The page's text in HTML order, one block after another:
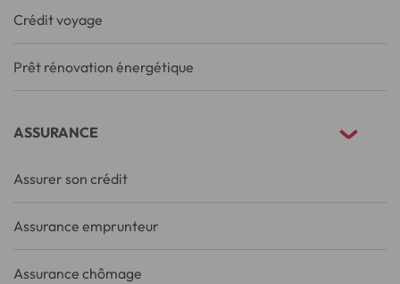
Crédit voyage
Prêt rénovation énergétique
ASSURANCE
Assurer son crédit
Assurance emprunteur
Assurance chômage